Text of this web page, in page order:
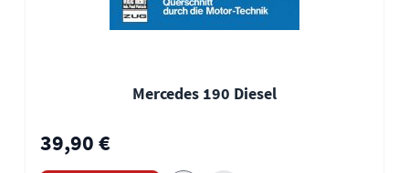
Mercedes 190 Diesel
39,90 €